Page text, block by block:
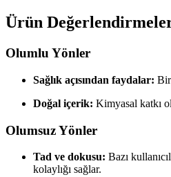
Ürün
Olumlu Yönler
Sağlık açısından faydalar:
Doğal içerik: Kimyasal katkı
Olumsuz Yönler
Tad ve dokusu: Bazı
kolaylığı sağlar.